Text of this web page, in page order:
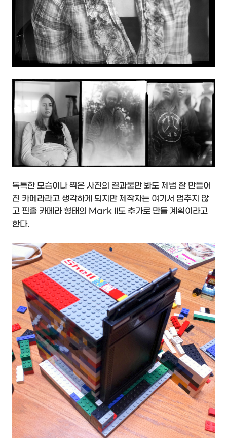
독특한 모습이나 찍은 사진의 결과물만 봐도 제법 잘 만들어
진 카메라라고 생각하게 되지만 제작자는 여기서 멈추지 않
고 핀홀 카메라 형태의 Mark II도 추가로 만들 계획이라고
한다.